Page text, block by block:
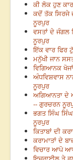
ਕੀ ਲੋਕ ਹੁਣ
ਕਦੋਂ ਤੱਕ ਸਿਰਜੇ
ਨੂਰਪੁਰ
ਵਸਤਾਂ ਦੇ ਜੰਗਲ
ਨੂਰਪੁਰ
ਇੱਕ ਵਾਰ ਫਿਰ
ਮਨੁੱਖੀ ਜਾਨ
ਵਿਗਿਆਨਕ
ਅੰਧਵਿਸ਼ਵਾਸ
ਨੂਰਪੁਰ
ਅਗਿਆਨਤਾ ਦੇ
-- ਗੁਰਚਰਨ
ਭਗਤ ਸਿੰਘ
ਨੂਰਪੁਰ
ਕਿਤਾਬਾਂ ਦੀ
ਕਰਾਮਾਤਾਂ ਦੇ
ਵਿਚਾਰ ਆਪੋ